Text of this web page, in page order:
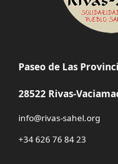
Paseo de Las
28522 Rivas-
info@rivas-sahel.org
+34 626 76 84 23